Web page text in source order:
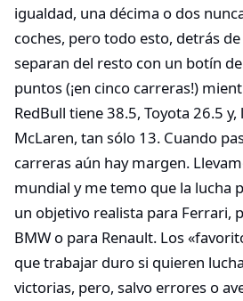
igualdad, una décima o dos
coches, pero todo esto, detrás
separan del resto con un botín
puntos (¡en cinco carreras!)
RedBull tiene 38.5, Toyota 26.5
McLaren, tan sólo 13. Cuando
carreras aún hay margen.
mundial y me temo que la lucha
un objetivo realista para Ferrari,
BMW o para Renault. Los
que trabajar duro si quieren
victorias, pero, salvo errores o